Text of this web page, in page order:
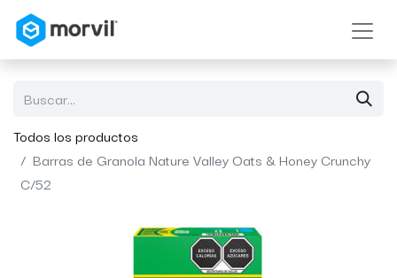
Todos los productos
Barras de Granola Nature Valley Oats & Honey Crunchy
C/52